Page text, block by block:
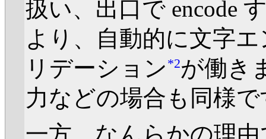
扱い、出口で encode
より、自動的に文字
リデーション *2が働き
力などの場合も同様